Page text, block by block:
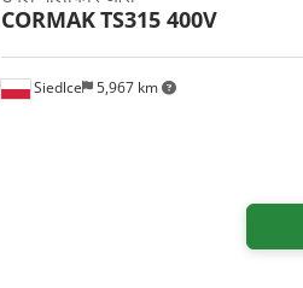
Siedlce 5,967 km
CORMAKTS315 400V